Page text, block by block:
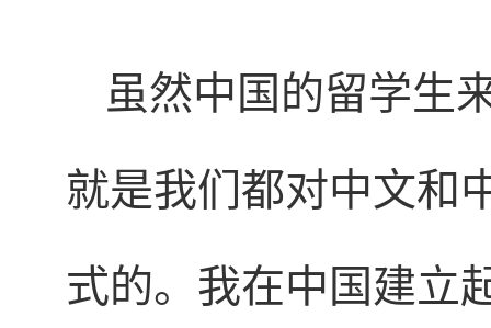
虽然中国的留学生
就是我们都对中文和
式的。我在中国建立